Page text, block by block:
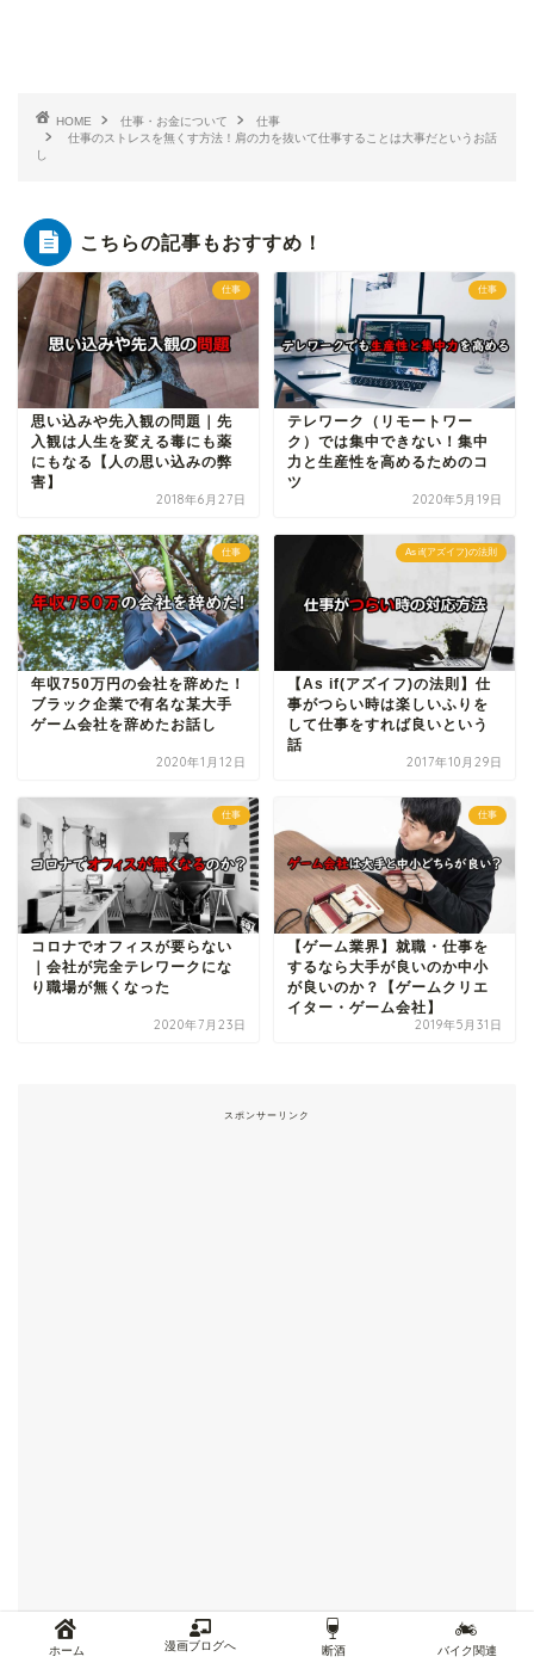
HOME 仕事・お金について
仕事
仕事のストレスを無くす方法！肩の力を抜いて仕事することは大事だというお話
し
こちらの記事もおすすめ！
仕事
思い込みや先入観の問題｜先
入観は人生を変える毒にも薬
にもなる【人の思い込みの弊
害】
2018年6月27日
仕事
テレワーク（リモートワー
ク）では集中できない！集中
力と生産性を高めるためのコ
ツ
2020年5月19日
仕事
年収750万円の会社を辞めた！
ブラック企業で有名な某大手
ゲーム会社を辞めたお話し
2020年1月12日
As if(アズイフ)の法則
【As if(アズイフ)の法則】仕
事がつらい時は楽しいふりを
して仕事をすれば良いという
話
2017年10月29日
仕事
コロナでオフィスが要らない
｜会社が完全テレワークにな
り職場が無くなった
2020年7月23日
仕事
【ゲーム業界】就職・仕事を
するなら大手が良いのか中小
が良いのか？【ゲームクリエ
イター・ゲーム会社】
2019年5月31日
スポンサーリンク
ホーム 漫画ブログへ 断酒 バイク関連